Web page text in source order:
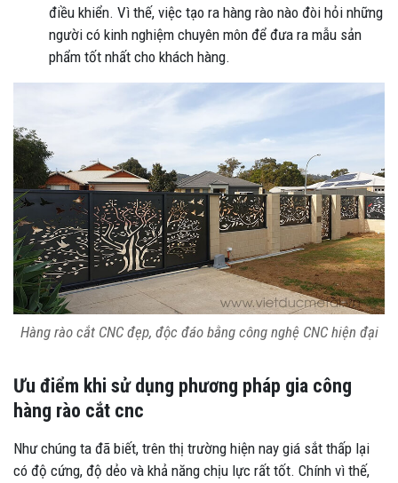
điều khiển. Vì thế, việc tạo ra hàng rào nào đòi hỏi những
người có kinh nghiệm chuyên môn để đưa ra mẫu sản
phẩm tốt nhất cho khách hàng.
Hàng rào cắt CNC đẹp, độc đáo bằng công nghệ CNC hiện đại
Ưu điểm khi sử dụng phương pháp gia công
hàng rào cắt cnc
Như chúng ta đã biết, trên thị trường hiện nay giá sắt thấp lại
có độ cứng, độ dẻo và khả năng chịu lực rất tốt. Chính vì thế,